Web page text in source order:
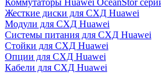
Коммутаторы Huawei OceanStor
Жесткие диски для СХД Huawei
Модули для СХД Huawei
Системы питания для СХД Huawei
Стойки для СХД Huawei
Опции для СХД Huawei
Кабели для СХД Huawei